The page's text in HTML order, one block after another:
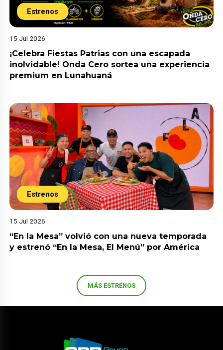
Estrenos
15 Jul 2026
¡Celebra Fiestas Patrias con una escapada
inolvidable! Onda Cero sortea una experiencia
premium en Lunahuaná
Estrenos
15 Jul 2026
“En la Mesa” volvió con una nueva temporada
y estrenó “En la Mesa, El Menú” por América
MÁS ESTRENOS